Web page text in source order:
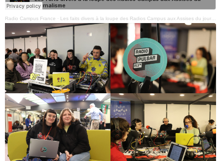
Radio Campus France · Les faits divers à la loupe des Radios Campus aux Assises du journalisme